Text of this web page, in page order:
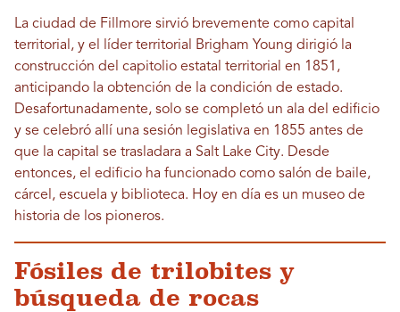
La ciudad de Fillmore sirvió brevemente como capital
territorial, y el líder territorial Brigham Young dirigió la
construcción del capitolio estatal territorial en 1851,
anticipando la obtención de la condición de estado.
Desafortunadamente, solo se completó un ala del edificio
y se celebró allí una sesión legislativa en 1855 antes de
que la capital se trasladara a Salt Lake City. Desde
entonces, el edificio ha funcionado como salón de baile,
cárcel, escuela y biblioteca. Hoy en día es un museo de
historia de los pioneros.
Fósiles de trilobites y
búsqueda de rocas